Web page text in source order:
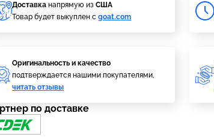
Доставка напрямую из США
Товар будет выкуплен с goat.com
Оригинальность и качество
подтверждается нашими покупателями,
читать отзывы
по доставке